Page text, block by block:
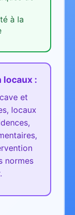
à la
locaux :
et
locaux
normes